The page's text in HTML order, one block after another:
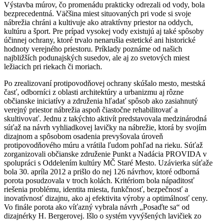
Výstavba múrov, čo promenádu prakticky odrezali od vody, bola
bezprecedentná. Väčšina miest situovaných pri vode si svoje
nábrežia chráni a kultivuje ako atraktívny priestor na oddych,
kultúru a šport. Pre prípad vysokej vody existujú aj také spôsoby
účinnej ochrany, ktoré trvalo nenarušia estetické ani historické
hodnoty verejného priestoru. Príklady poznáme od našich
najbližších podunajských susedov, ale aj zo svetových miest
ležiacich pri riekach či moriach.
Po zrealizovaní protipovodňovej ochrany skúšalo mesto, mestská
časť, odborníci z oblasti architektúry a urbanizmu aj rôzne
občianske iniciatívy a združenia hľadať spôsob ako zasiahnutý
verejný priestor nábrežia aspoň čiastočne rehabilitovať a
skultivovať. Jednu z takýchto aktivít predstavovala medzinárodná
súťaž na návrh vyhliadkovej lavičky na nábrežie, ktorá by svojím
dizajnom a spôsobom osadenia prevyšovala úroveň
protipovodňového múru a vrátila ľudom pohľad na rieku. Súťaž
zorganizovali občianske združenie Punkt a Nadácia PROVIDA v
spolupráci s Oddelením kultúry MČ Staré Mesto. Uzávierka súťaže
bola 30. apríla 2012 a prišlo do nej 126 návrhov, ktoré odborná
porota posudzovala v troch kolách. Kritériom bola nápaditosť
riešenia problému, identita miesta, funkčnosť, bezpečnosť a
inovatívnosť dizajnu, ako aj efektivita výroby a optimálnosť ceny.
Vo finále porota ako víťazný vybrala návrh „Posaďte sa“ od
dizajnérky H. Bergerovej. Išlo o systém vyvýšených lavičiek zo